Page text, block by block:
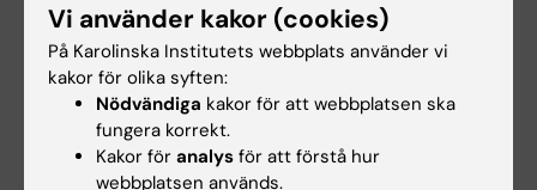
Syftet med CaseLab för färdighetsträning är
att
skapa möjligheter förstudenteratt träna
själva,
tillhandahålla pedagogisk variation
Vi använder kakor (cookies)
På Karolinska Institutets webbplats använder vi
kakor för olika syften:
Nödvändiga kakor för att webbplatsen ska
fungera korrekt.
Kakor för analys för att förstå hur
webbplatsen används.